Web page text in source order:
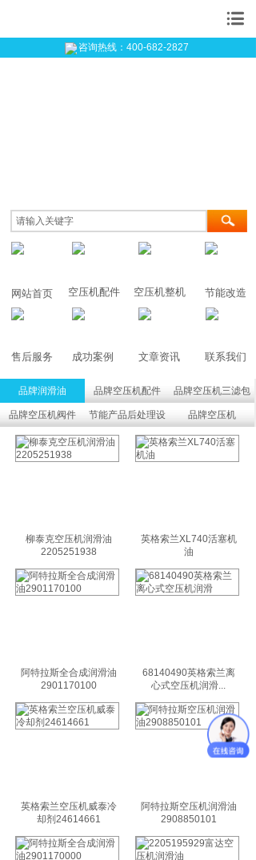
咨询热线：400-682-2827
空压机整机
空压机配件 节能改造
网站首页
联系我们
成功案例
售后服务 文章资讯
品牌润滑油 品牌空压机配件 品牌空压机三滤包
品牌空压机阀件 节能产品后处理设 品牌空压机
柳泰克空压机润滑油
2205251938
英格索兰XL740活塞机
油
阿特拉斯全合成润滑油
2901170100
68140490英格索兰离
心式空压机润滑...
英格索兰空压机威泰冷
却剂24614661
阿特拉斯空压机润滑油
2908850101